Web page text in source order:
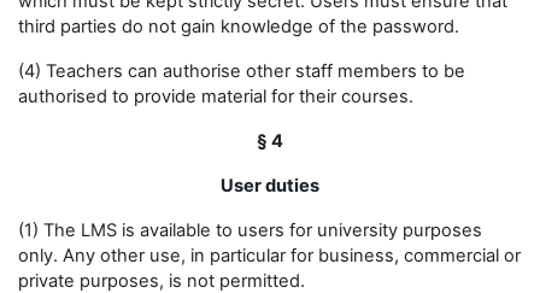
third parties do not gain knowledge of the password.
(4) Teachers can authorise other staff members to be
authorised to provide material for their courses.
§ 4
User duties
(1) The LMS is available to users for university purposes
only. Any other use, in particular for business, commercial or
private purposes, is not permitted.